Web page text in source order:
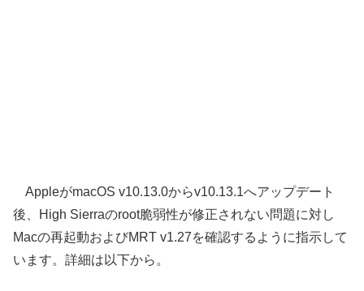
AppleがmacOS v10.13.0からv10.13.1へアップデート
後、High Sierraのroot脆弱性が修正されない問題に対し
Macの再起動およびMRT v1.27を確認するように指示して
います。詳細は以下から。